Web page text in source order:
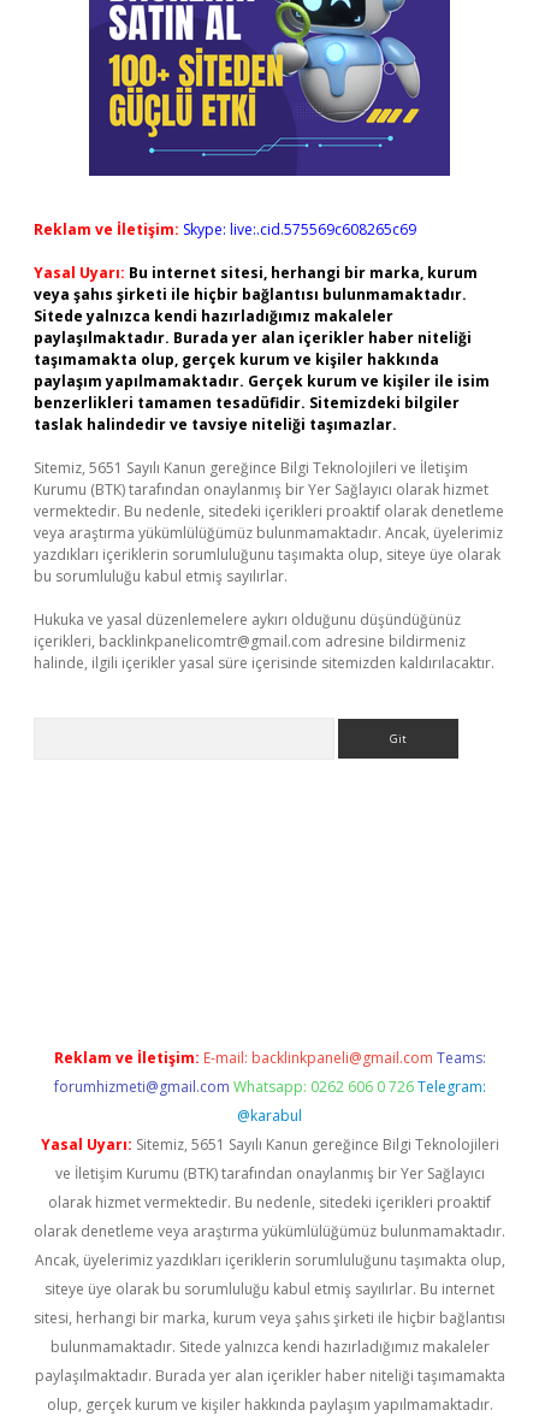
Reklam ve İletişim: Skype: live:.cid.575569c608265c69
Yasal Uyarı: Bu internet sitesi, herhangi bir marka, kurum
veya şahıs şirketi ile hiçbir bağlantısı bulunmamaktadır.
Sitede yalnızca kendi hazırladığımız makaleler
paylaşılmaktadır. Burada yer alan içerikler haber niteliği
taşımamakta olup, gerçek kurum ve kişiler hakkında
paylaşım yapılmamaktadır. Gerçek kurum ve kişiler ile isim
benzerlikleri tamamen tesadüfidir. Sitemizdeki bilgiler
taslak halindedir ve tavsiye niteliği taşımazlar.
Sitemiz, 5651 Sayılı Kanun gereğince Bilgi Teknolojileri ve İletişim
Kurumu (BTK) tarafından onaylanmış bir Yer Sağlayıcı olarak hizmet
vermektedir. Bu nedenle, sitedeki içerikleri proaktif olarak denetleme
veya araştırma yükümlülüğümüz bulunmamaktadır. Ancak, üyelerimiz
yazdıkları içeriklerin sorumluluğunu taşımakta olup, siteye üye olarak
bu sorumluluğu kabul etmiş sayılırlar.
Hukuka ve yasal düzenlemelere aykırı olduğunu düşündüğünüz
içerikleri, backlinkpanelicomtr@gmail.com adresine bildirmeniz
halinde, ilgili içerikler yasal süre içerisinde sitemizden kaldırılacaktır.
Reklam ve İletişim: E-mail: backlinkpaneli@gmail.com Teams:
forumhizmeti@gmail.com Whatsapp: 0262 606 0 726 Telegram:
@karabul
Yasal Uyarı: Sitemiz, 5651 Sayılı Kanun gereğince Bilgi Teknolojileri
ve İletişim Kurumu (BTK) tarafından onaylanmış bir Yer Sağlayıcı
olarak hizmet vermektedir. Bu nedenle, sitedeki içerikleri proaktif
olarak denetleme veya araştırma yükümlülüğümüz bulunmamaktadır.
Ancak, üyelerimiz yazdıkları içeriklerin sorumluluğunu taşımakta olup,
siteye üye olarak bu sorumluluğu kabul etmiş sayılırlar. Bu internet
sitesi, herhangi bir marka, kurum veya şahıs şirketi ile hiçbir bağlantısı
bulunmamaktadır. Sitede yalnızca kendi hazırladığımız makaleler
paylaşılmaktadır. Burada yer alan içerikler haber niteliği taşımamakta
olup, gerçek kurum ve kişiler hakkında paylaşım yapılmamaktadır.